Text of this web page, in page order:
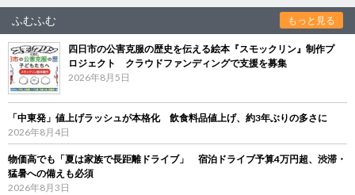
ふむふむ もっと見る
四日市の公害克服の歴史を伝える絵本『スモックリン』制作プ
ロジェクト クラウドファンディングで支援を募集
2026年8月5日
「中東発」値上げラッシュが本格化 飲食料品値上げ、約3年ぶりの多さに
2026年8月4日
物価高でも「夏は家族で長距離ドライブ」 宿泊ドライブ予算4万円超、渋滞・
猛暑への備えも必須
2026年8月3日